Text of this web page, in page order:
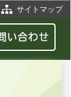
サイトマップ